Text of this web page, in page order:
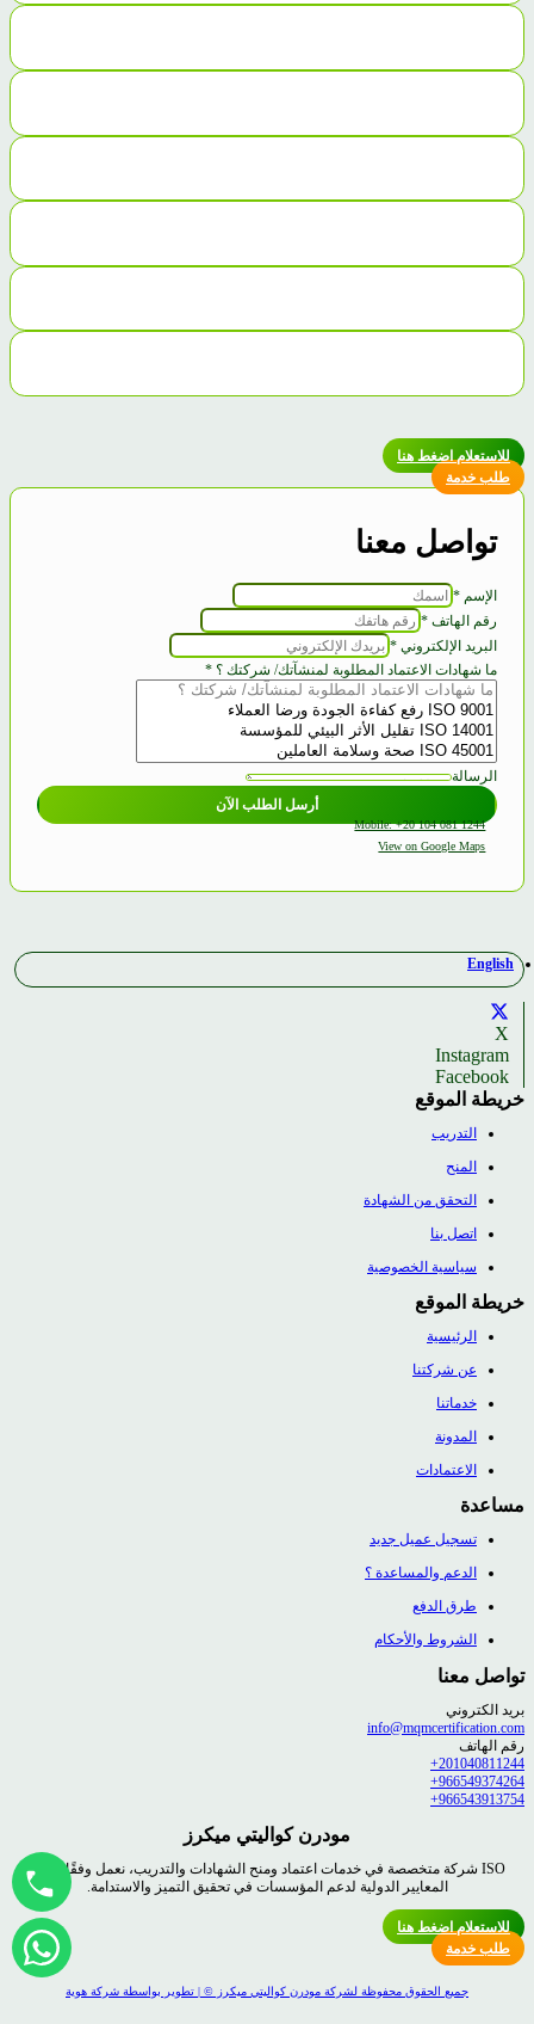
للاستعلام اضغط هنا
طلب خدمة
تواصل معنا
الإسم *
رقم الهاتف *
شهادات
المطلوبة
البريد الإلكتروني *
ما شهادات الاعتماد المطلوبة لمنشآتك/ شركتك ؟ *
الرسالة
أرسل الطلب الآن
Mobile: +20 104 081 1244
View on Google Maps
English
X
Instagram
Facebook
خريطة الموقع
التدريب
المنح
التحقق من الشهادة
اتصل بنا
سياسية الخصوصية
خريطة الموقع
الرئيسية
عن شركتنا
خدماتنا
المدونة
الاعتمادات
مساعدة
تسجيل عميل جديد
الدعم والمساعدة ؟
طرق الدفع
الشروط والأحكام
تواصل معنا
بريد الكتروني
info@mqmcertification.com
رقم الهاتف
201040811244+
966549374264+
966543913754+
مودرن كواليتي ميكرز
ISO شركة متخصصة في خدمات اعتماد ومنح الشهادات والتدريب، نعمل وفقًا لأعلى
المعايير الدولية لدعم المؤسسات في تحقيق التميز والاستدامة.
للاستعلام اضغط هنا
طلب خدمة
جميع الحقوق محفوظة لشركة مودرن كواليتي ميكرز © | تطوير بواسطة شركة هوية